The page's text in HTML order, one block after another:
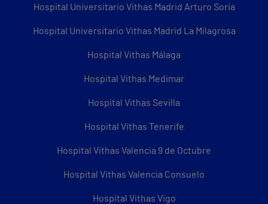
Hospital Universitario Vithas Madrid Arturo Soria
Hospital Universitario Vithas Madrid La Milagrosa
Hospital Vithas Málaga
Hospital Vithas Medimar
Hospital Vithas Sevilla
Hospital Vithas Tenerife
Hospital Vithas Valencia 9 de Octubre
Hospital Vithas Valencia Consuelo
Hospital Vithas Vigo